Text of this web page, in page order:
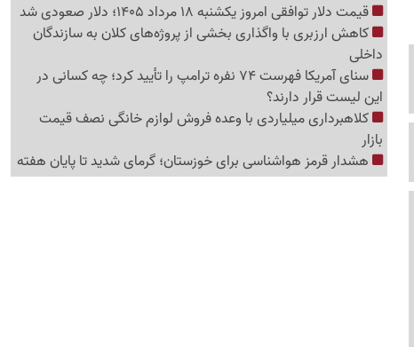
قیمت دلار توافقی امروز یکشنبه 18 مرداد 1405؛ دلار صعودی شد
کاهش ارزبری با واگذاری بخشی از پروژه‌های کلان به سازندگان
داخلی
سنای آمریکا فهرست 74 نفره ترامپ را تأیید کرد؛ چه کسانی در
این لیست قرار دارند؟
کلاهبرداری میلیاردی با وعده فروش لوازم خانگی نصف قیمت
بازار
هشدار قرمز هواشناسی برای خوزستان؛ گرمای شدید تا پایان هفته